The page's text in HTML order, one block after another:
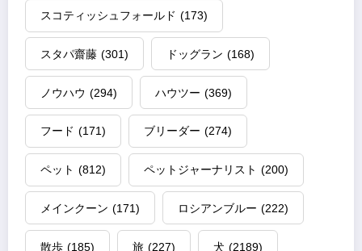
スコティッシュフォールド (173)
スタパ齋藤 (301) ドッグラン (168)
ノウハウ (294) ハウツー (369)
フード (171) ブリーダー (274)
ペット (812) ペットジャーナリスト (200)
メインクーン (171) ロシアンブルー (222)
散歩 (185) 旅 (227) 犬 (2189)